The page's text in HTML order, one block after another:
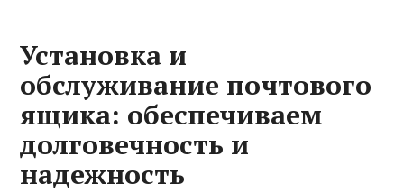
Установка и
обслуживание почтового
ящика: обеспечиваем
долговечность и
надежность